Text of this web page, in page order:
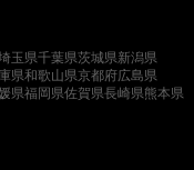
玉県千葉県茨城県新潟県
県和歌山県京都府広島県
県福岡県佐賀県長崎県熊本県